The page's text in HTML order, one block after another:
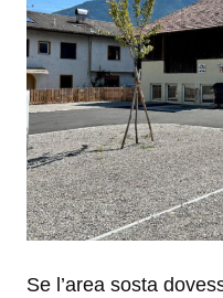
Se l’area sosta